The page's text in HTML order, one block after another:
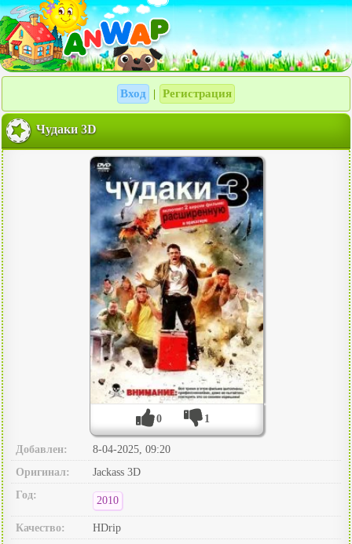
Вход Регистрация
Чудаки 3D
0 1
Добавлен:
8-04-2025, 09:20
Оригинал:
Jackass 3D
Год:
2010
Качество:
HDrip